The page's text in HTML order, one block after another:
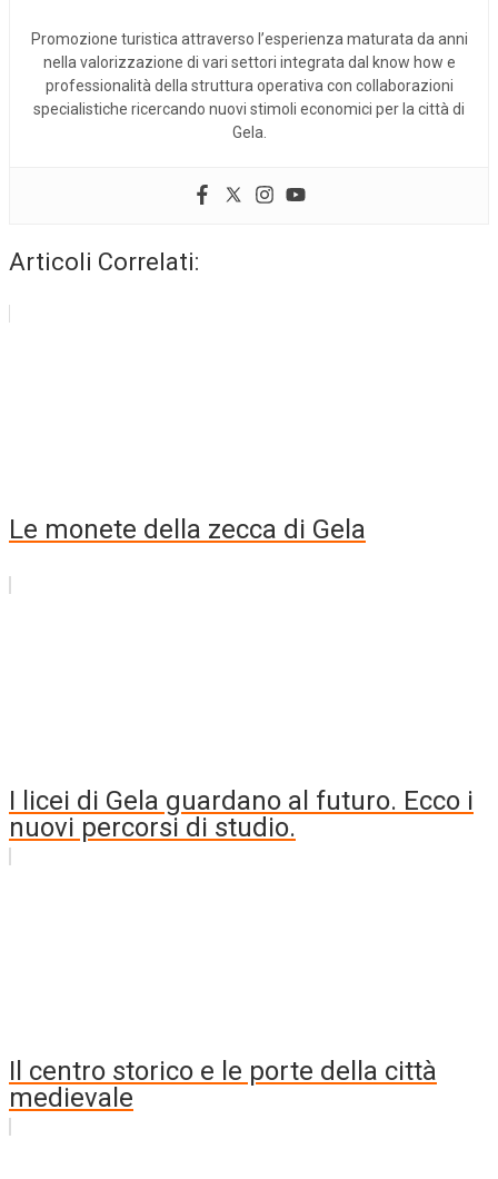
Promozione turistica attraverso l’esperienza maturata da anni
nella valorizzazione di vari settori integrata dal know how e
professionalità della struttura operativa con collaborazioni
specialistiche ricercando nuovi stimoli economici per la città di
Gela.
Articoli Correlati:
Le monete della zecca di Gela
I licei di Gela guardano al futuro. Ecco i
nuovi percorsi di studio.
Il centro storico e le porte della città
medievale